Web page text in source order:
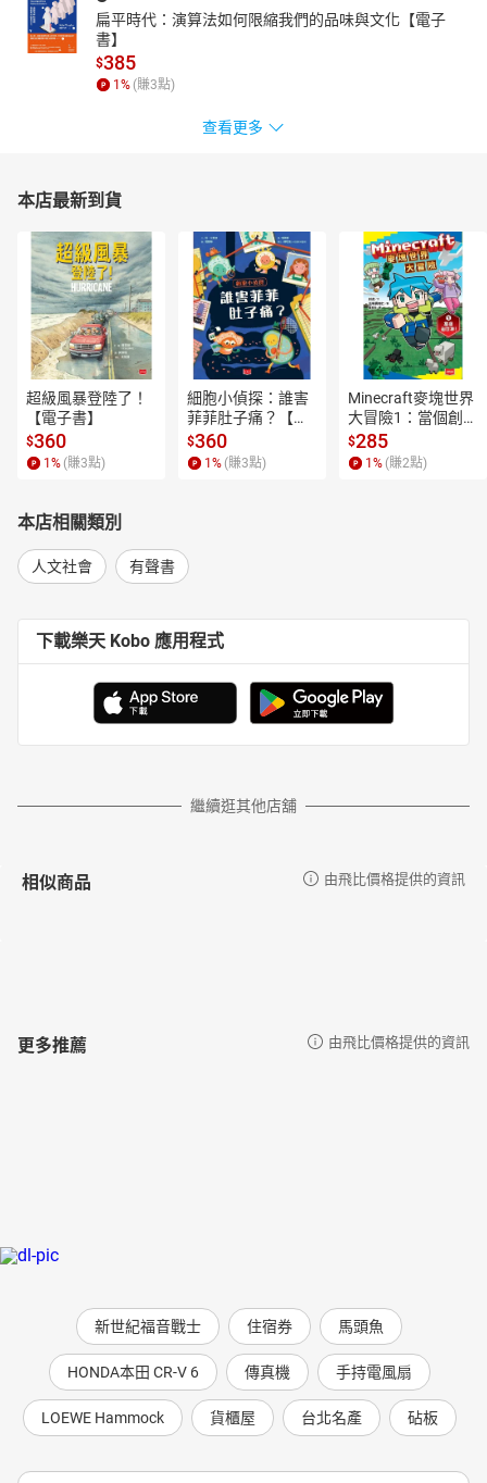
扁平時代：演算法如何限縮我們的品味與文化【電子
書】
$385
1% (賺3點)
查看更多
本店最新到貨
超級風暴登陸了！
【電子書】
$360
1 % (賺3點)
細胞小偵探：誰害
菲菲肚子痛？【電
子書】
$360
1 % (賺3點)
Minecraft麥塊世界
大冒險1：當個創世
神！【電子書】
$285
1 % (賺2點)
本店相關類別
人文社會 有聲書
下載樂天 Kobo 應用程式
繼續逛其他店舖
相似商品 由飛比價格提供的資訊
更多推薦 由飛比價格提供的資訊
新世紀福音戰士 住宿券 馬頭魚
HONDA本田 CR-V 6 傳真機 手持電風扇
LOEWE Hammock 貨櫃屋 台北名產 砧板